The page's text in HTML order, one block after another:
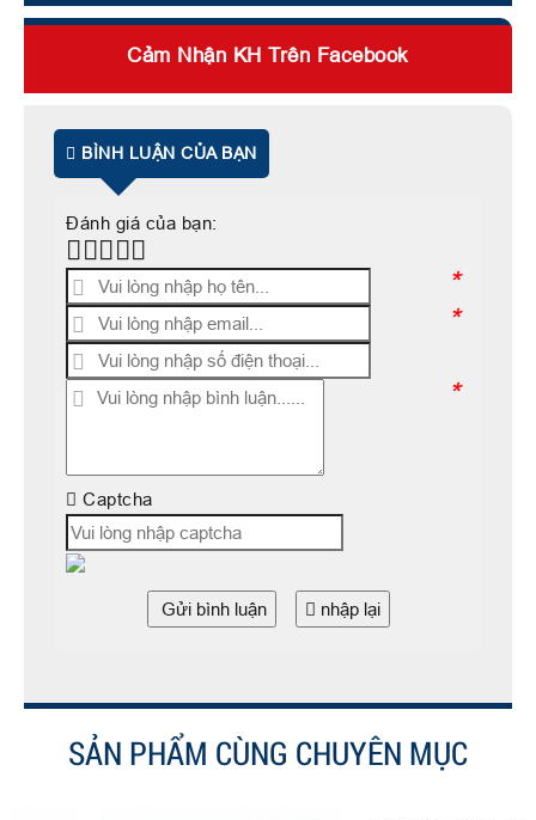
Cảm Nhận KH Trên Facebook
BÌNH LUẬN CỦA BẠN
Đánh giá của bạn:
*
*
*
Captcha
Gửi bình luận nhập lại
SẢN PHẨM CÙNG CHUYÊN MỤC